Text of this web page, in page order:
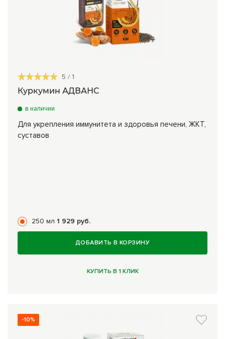
5 / 1
Куркумин АДВАНС
в наличии
Для укрепления иммунитета и здоровья печени, ЖКТ,
суставов
250 мл 1 929 руб.
ДОБАВИТЬ В КОРЗИНУ
КУПИТЬ В 1 КЛИК
-10%